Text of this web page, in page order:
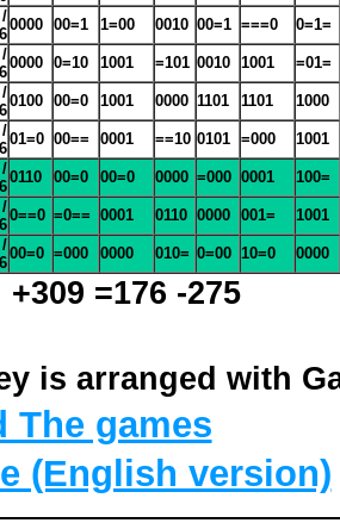
0000 00=1 1=00 0010 00=1 ===0 0=1=
0000 0=10 1001 =101 0010 1001 =01=
0100 00=0 1001 0000 1101 1101 1000
01=0 00== 0001 ==10 0101 =000 1001
0110 00=0 00=0 0000 =000 0001 100=
0==0 =0== 0001 0110 0000 001= 1001
00=0 =000 0000 010= 0=00 10=0 0000
=176 -275
is arranged with
The games
(English version)